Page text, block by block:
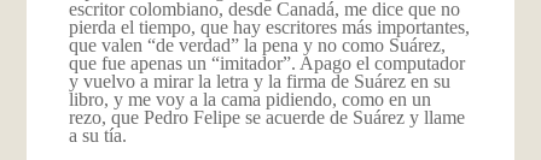
escritor colombiano, desde Canadá, me dice que no
pierda el tiempo, que hay escritores más importantes,
que valen “de verdad” la pena y no como Suárez,
que fue apenas un “imitador”. Apago el computador
y vuelvo a mirar la letra y la firma de Suárez en su
libro, y me voy a la cama pidiendo, como en un
rezo, que Pedro Felipe se acuerde de Suárez y llame
a su tía.